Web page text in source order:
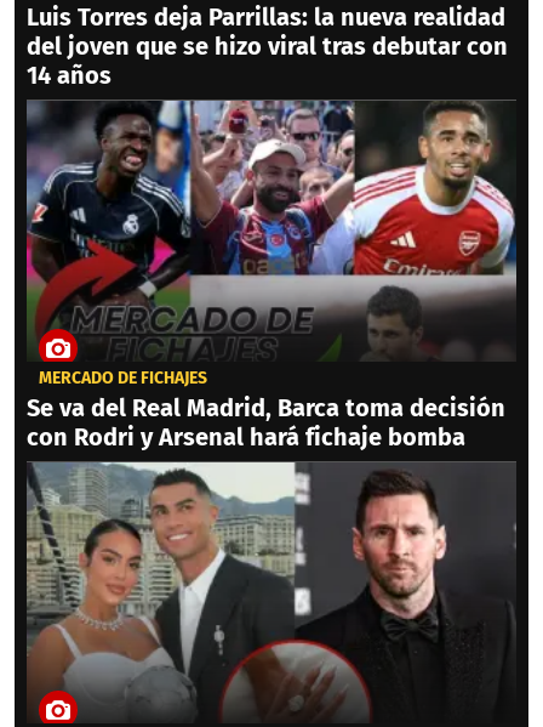
Luis Torres deja Parrillas: la nueva realidad
del joven que se hizo viral tras debutar con
14 años
MERCADO DE FICHAJES
Se va del Real Madrid, Barca toma decisión
con Rodri y Arsenal hará fichaje bomba